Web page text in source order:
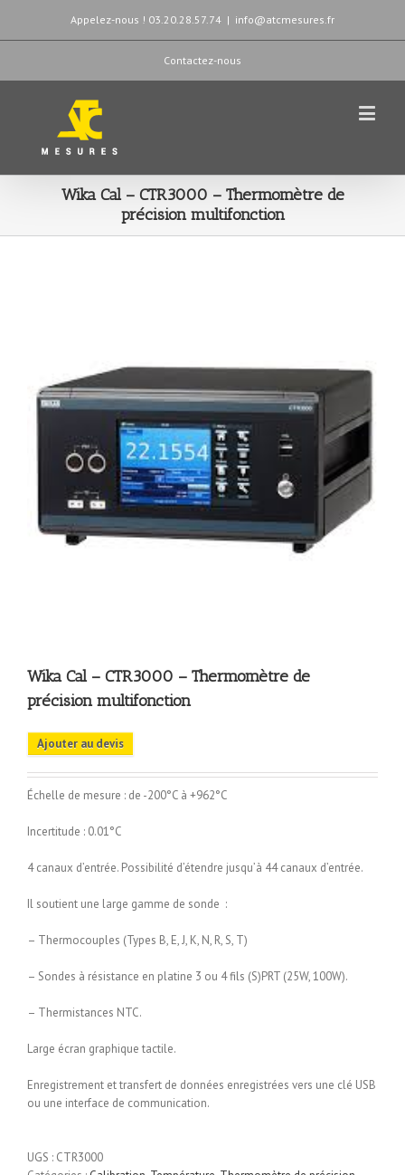
Appelez-nous ! 03.20.28.57.74 | info@atcmesures.fr
Contactez-nous
Wika Cal – CTR3000 – Thermomètre de
précision multifonction
Wika Cal – CTR3000 – Thermomètre de
précision multifonction
Ajouter au devis
Échelle de mesure : de -200°C à +962°C
Incertitude : 0.01°C
4 canaux d’entrée. Possibilité d’étendre jusqu’à 44 canaux d’entrée.
Il soutient une large gamme de sonde :
– Thermocouples (Types B, E, J, K, N, R, S, T)
– Sondes à résistance en platine 3 ou 4 fils (S)PRT (25W, 100W).
– Thermistances NTC.
Large écran graphique tactile.
Enregistrement et transfert de données enregistrées vers une clé USB
ou une interface de communication.
UGS : CTR3000